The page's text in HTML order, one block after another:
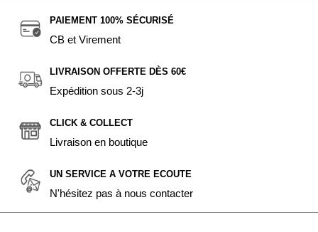
PAIEMENT 100% SÉCURISÉ
CB et Virement
LIVRAISON OFFERTE DÈS 60€
Expédition sous 2-3j
CLICK & COLLECT
Livraison en boutique
UN SERVICE A VOTRE ECOUTE
N'hésitez pas à nous contacter